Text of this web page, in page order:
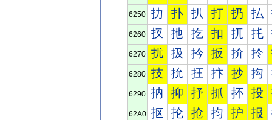
6250 扐 扑 扒 打 扔 払
6260 扠 扡 扢 扣 扤 扥
6270 扰 扱 扲 扳 扴 扵
6280 技 抁 抂 抃 抄 抅
6290 抐 抑 抒 抓 抔 投
62A0 抠 抡 抢 抣 护 报